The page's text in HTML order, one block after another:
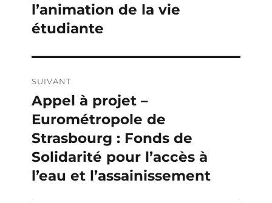
l’article
précédente :
l’animation de la vie
étudiante
SUIVANT
Publication
suivante :
Appel à projet –
Eurométropole de
Strasbourg : Fonds de
Solidarité pour l’accès à
l’eau et l’assainissement